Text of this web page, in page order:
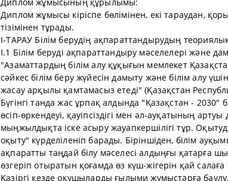
Диплом жұмысының құрылымы:
Диплом жұмысы кіріспе бөлімінен, екі тараудан,
тізімінен тұрады.
І-ТАРАУ Білім берудің ақпараттандырудың теориялық
І.1 Білім беруді ақпараттандыру мәселелері және
"Азаматтардың білім алу құқығын мемлекет
сәйкес білім беру жүйесін дамыту және білім алу
жасау арқылы қамтамасыз етеді" (Қазақстан
Бүгінгі танда жас ұрпақ алдында "Қазақстан -
өсіп-өркендеуі, қауіпсіздігі мен әл-ауқатының
мыңжылдықта іске асыру жауапкершілігі тұр.
оқыту" күрделіленіп барады. Біріншіден, білім
ақпаратты таңдай білу мәселесі алдыңғы қатарға
өзгеріп отыратын қоғамда өз күш-жігерін қай
Қазіргі кезде оқушыларды ғылыми жұмыстарға